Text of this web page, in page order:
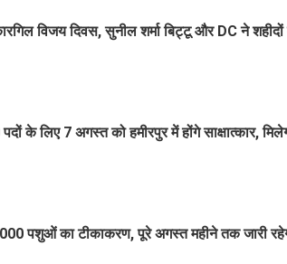
विजय दिवस, सुनील शर्मा बिट्टू और DC ने शहीदों
के लिए 7 अगस्त को हमीरपुर में होंगे साक्षात्कार,
पशुओं का टीकाकरण, पूरे अगस्त महीने तक जारी